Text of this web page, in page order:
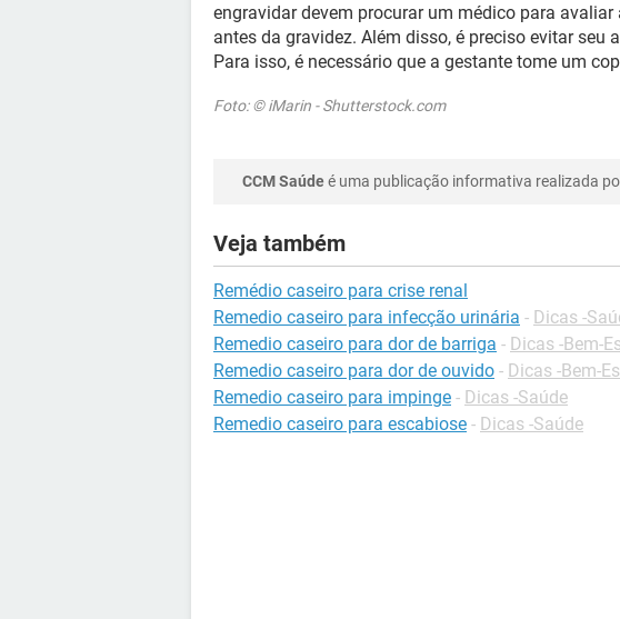
engravidar devem procurar um médico para
antes da gravidez. Além disso, é preciso evitar seu
Para isso, é necessário que a gestante tome um
Foto: © iMarin - Shutterstock.com
CCM Saúdeé uma publicação informativa realizada
Veja também
Remédio caseiro para crise renal
Remedio caseiro para infecção urinária - Dicas -
Remedio caseiro para dor de barriga - Dicas -Bem-
Remedio caseiro para dor de ouvido - Dicas -Bem-
Remedio caseiro para impinge - Dicas -Saúde
Remedio caseiro para escabiose - Dicas -Saúde